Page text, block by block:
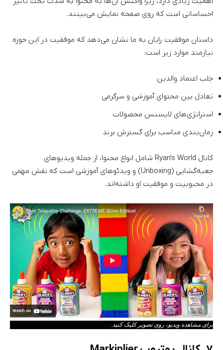
احساساتی است که روی صفحه نمایش می‌بینند.
داستان موفقیت رایان به ما نشان می‌دهد که موفقیت در این حوزه
نیازمند موارد زیر است:
جلب اعتماد والدین
تعادل بین محتوای آموزشی و سرگرمی
استراتژی‌های لایسنس محصولات
زمان‌بندی مناسب برای گسترش برند
کانال Ryan’s World شامل انواع محتوا، از جمله ویدیو‌‌های
جعبه‌گشایی (Unboxing) و ویدئوهای آموزشی است که نقش مهمی
در محبوبیت و موفقیت او داشته‌اند.
برای مشاهده ویدیو، روی تصویر کلیک کنید.